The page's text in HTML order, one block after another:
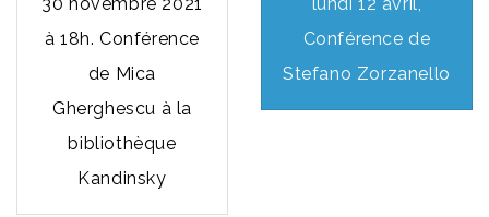
à 18h. Conférence
de Mica
Gherghescu à la
bibliothèque
Kandinsky
Conférence de
Stefano Zorzanello